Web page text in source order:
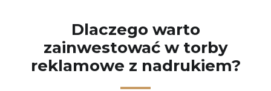
Dlaczego warto
zainwestować w torby
reklamowe z nadrukiem?